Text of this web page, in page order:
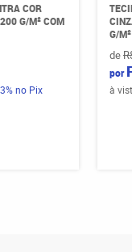
COR
G/M² COM
3% no Pix
G/
de
por
à